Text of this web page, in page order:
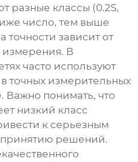
разные классы (0.2S,
число, тем выше
точности зависит от
измерения. В
часто используют
в точных измерительных
Важно понимать, что
низкий класс
к серьезным
принятию решений.